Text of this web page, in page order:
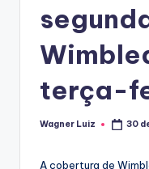
terça-
Posted
Wagner Luiz 30
A cobertura de